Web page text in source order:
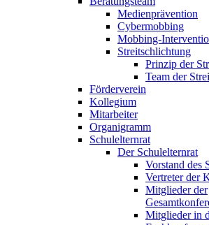
Medienprävention
Cybermobbing
Mobbing-
Streitschlichtung
Prinzip der
Team der
Förderverein
Kollegium
Mitarbeiter
Organigramm
Schulelternrat
Der Schulelternrat
Vorstand des
Vertreter der
Mitglieder der
Mitglieder in